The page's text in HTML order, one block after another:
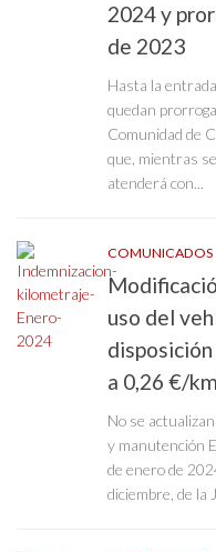
2024 y
de 2023
Hasta la
quedan
Comunidad de
que, mientras
atenderá con...
COMUNICADOS
uso del
a 0,26 €/
No se
y manutención
de enero de
diciembre, de la